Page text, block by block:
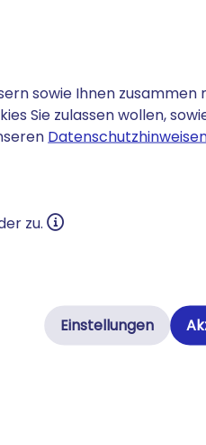
sowie Ihnen zusammen
Sie zulassen wollen,
zu.
Einstellungen